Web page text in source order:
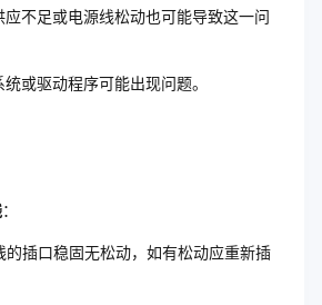
应不足或电源线松动也可能导致这一问
统或驱动程序可能出现问题。
：
的插口稳固无松动，如有松动应重新插